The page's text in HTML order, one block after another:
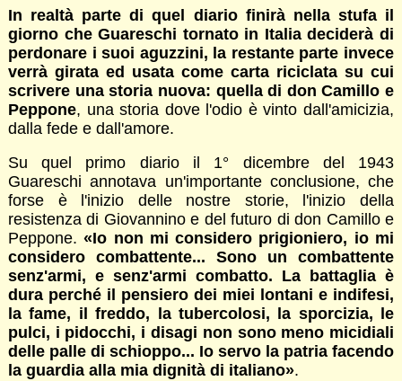
In realtà parte di quel diario finirà nella stufa il
giorno che Guareschi tornato in Italia deciderà di
perdonare i suoi aguzzini, la restante parte invece
verrà girata ed usata come carta riciclata su cui
scrivere una storia nuova: quella di don Camillo e
Peppone, una storia dove l'odio è vinto dall'amicizia,
dalla fede e dall'amore.
Su quel primo diario il 1° dicembre del 1943
Guareschi annotava un'importante conclusione, che
forse è l'inizio delle nostre storie, l'inizio della
resistenza di Giovannino e del futuro di don Camillo e
Peppone.«Io non mi considero prigioniero, io mi
considero combattente... Sono un combattente
senz'armi, e senz'armi combatto. La battaglia è
dura perché il pensiero dei miei lontani e indifesi,
la fame, il freddo, la tubercolosi, la sporcizia, le
pulci, i pidocchi, i disagi non sono meno micidiali
delle palle di schioppo... Io servo la patria facendo
la guardia alla mia dignità di italiano».